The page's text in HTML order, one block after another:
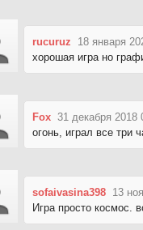
rucuruz
18 января
хорошая игра но
Fox 31 декабря 2018
огонь, играл все три
sofaivasina398 13
Игра просто космос.